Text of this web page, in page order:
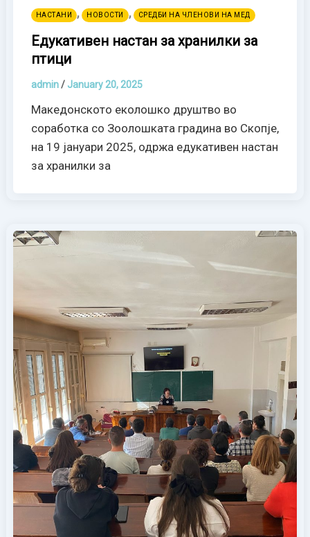
НАСТАНИ , НОВОСТИ , СРЕДБИ НА ЧЛЕНОВИ НА МЕД
Едукативен настан за хранилки за
птици
admin/ January 20, 2025
Македонското еколошко друштво во
соработка со Зоолошката градина во Скопје,
на 19 јануари 2025, одржа едукативен настан
за хранилки за